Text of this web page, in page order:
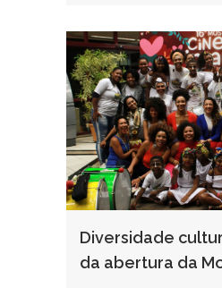
Diversidade
da abertura da